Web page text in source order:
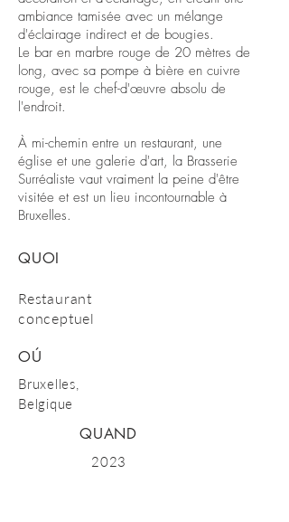
ambiance tamisée avec un mélange
d'éclairage indirect et de bougies.
Le bar en marbre rouge de 20 mètres de
long, avec sa pompe à bière en cuivre
rouge, est le chef-d'œuvre absolu de
l'endroit.
À mi-chemin entre un restaurant, une
église et une galerie d'art, la Brasserie
Surréaliste vaut vraiment la peine d'être
visitée et est un lieu incontournable à
Bruxelles.
QUOI
Restaurant
conceptuel
OÚ
Bruxelles,
Belgique
QUAND
2023